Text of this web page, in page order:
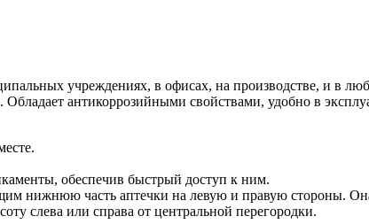
учреждениях, в офисах, на производстве, и в
антикоррозийными свойствами, удобно в
обеспечив быстрый доступ к ним.
нижнюю часть аптечки на левую и правую стороны.
слева или справа от центральной перегородки.